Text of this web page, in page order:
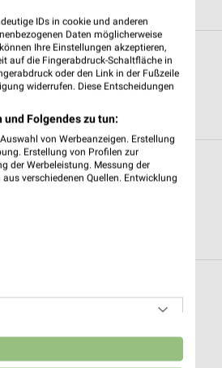
IDs in cookie und anderen
Daten möglicherweise
Ihre Einstellungen akzeptieren,
auf die Fingerabdruck-Schaltfläche in
oder den Link in der Fußzeile
widerrufen. Diese Entscheidungen
Folgendes zu tun:
von Werbeanzeigen. Erstellung
Erstellung von Profilen zur
der Werbeleistung. Messung der
verschiedenen Quellen. Entwicklung